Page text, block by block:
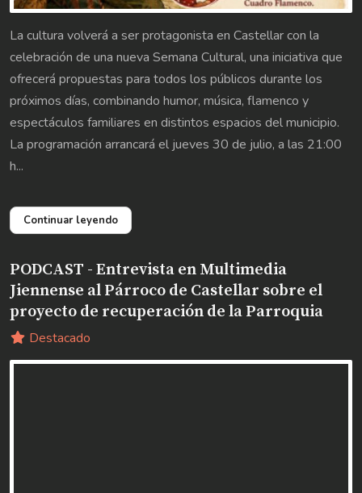
La cultura volverá a ser protagonista en Castellar con la
celebración de una nueva Semana Cultural, una iniciativa que
ofrecerá propuestas para todos los públicos durante los
próximos días, combinando humor, música, flamenco y
espectáculos familiares en distintos espacios del municipio.
La programación arrancará el jueves 30 de julio, a las 21:00
h...
Continuar leyendo
PODCAST - Entrevista en Multimedia
Jiennense al Párroco de Castellar sobre el
proyecto de recuperación de la Parroquia
Destacado